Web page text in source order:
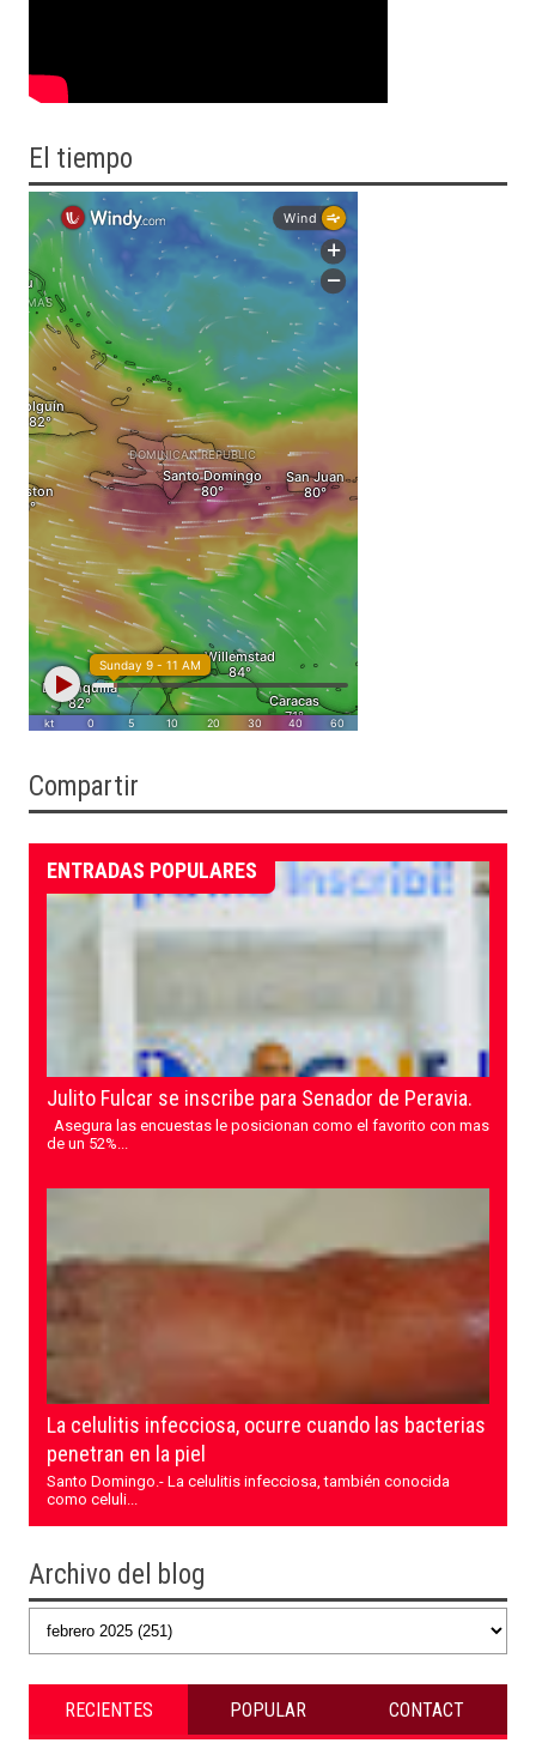
El tiempo
Compartir
ENTRADAS POPULARES
Julito Fulcar se inscribe para Senador de Peravia.
Asegura las encuestas le posicionan como el favorito con mas
de un 52%...
La celulitis infecciosa, ocurre cuando las bacterias
penetran en la piel
Santo Domingo.- La celulitis infecciosa, también conocida
como celuli...
Archivo del blog
RECIENTES POPULAR CONTACT